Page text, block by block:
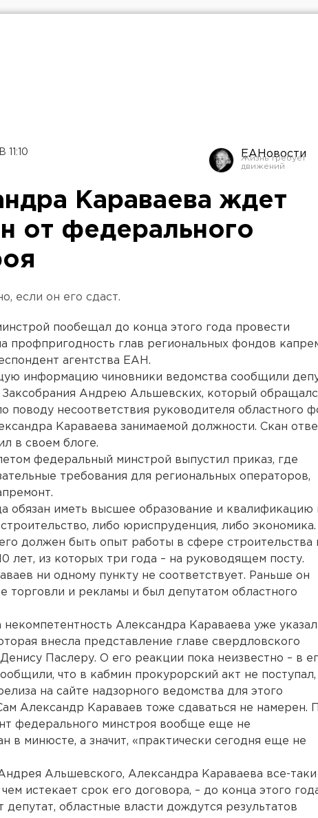
ЕАНовости
Караваева ждет
от федерального
если он его сдаст.
пообещал до конца этого года провести
профпригодность глав региональных фондов
агентства ЕАН.
информацию чиновники ведомства сообщили
Заксобрания Андрею Альшевских, который
поводу несоответствия руководителя областного
Караваева занимаемой должности. Скан
в своем блоге.
федеральный минстрой выпустил приказ, где
требования для региональных операторов,
обязан иметь высшее образование и квалификацию
либо юриспруденция, либо экономика.
должен быть опыт работы в сфере строительства
лет, из которых три года – на руководящем посту.
ни одному пункту не соответствует. Раньше он
торговли и рекламы и был депутатом областного
некомпетентность Александра Караваева уже
внесла представление главе свердловского
Паслеру. О его реакции пока неизвестно – в
что в кабмин прокурорский акт не поступал,
на сайте надзорного ведомства для этого
Александр Караваев тоже сдаваться не намерен.
федерального минстроя вообще еще не
в минюсте, а значит, «практически сегодня еще не
Альшевского, Александра Караваева все-таки
истекает срок его договора, – до конца этого
депутат, областные власти дождутся результатов